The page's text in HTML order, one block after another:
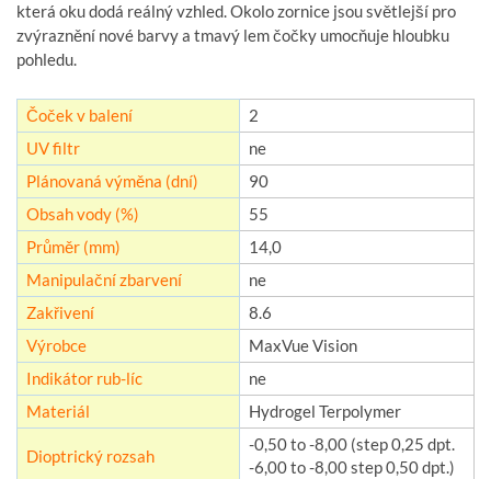
která oku dodá reálný vzhled. Okolo zornice jsou světlejší pro
zvýraznění nové barvy a tmavý lem čočky umocňuje hloubku
pohledu.
Čoček v balení
2
UV filtr
ne
Plánovaná výměna (dní)
90
Obsah vody (%)
55
Průměr (mm)
14,0
Manipulační zbarvení
ne
Zakřivení
8.6
Výrobce
MaxVue Vision
Indikátor rub-líc
ne
Materiál
Hydrogel Terpolymer
Dioptrický rozsah
-0,50 to -8,00 (step 0,25 dpt.
-6,00 to -8,00 step 0,50 dpt.)